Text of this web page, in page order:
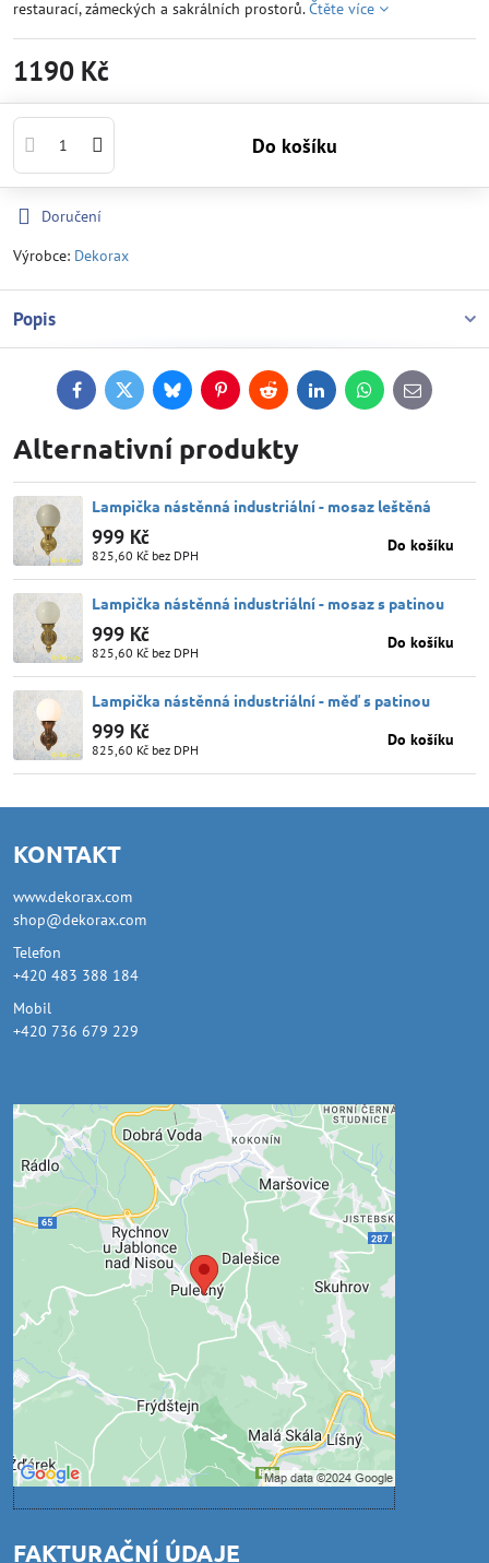
restaurací, zámeckých a sakrálních prostorů.Čtěte více
1190 Kč
Do košíku
Doručení
Výrobce: Dekorax
Popis
FacebookTwitterBlueskyPinterestReddit LinkedInWhatsApp
E-
mail
Alternativní produkty
Lampička nástěnná industriální - mosaz leštěná
999 Kč
825,60 Kč bez DPH
Do košíku
Lampička nástěnná industriální - mosaz s patinou
999 Kč
825,60 Kč bez DPH
Do košíku
Lampička nástěnná industriální - měď s patinou
999 Kč
825,60 Kč bez DPH
Do košíku
KONTAKT
www.dekorax.com
shop@dekorax.com
Telefon
+420 483 388 184
Mobil
+420 736 679 229
Externí obsah je blokován
Volbami soukromí
Přejete si načíst externí obsah?
Povolit jednou
Povolit a zapamatovat - souhlas s druhem
cookie: Funkční
Otevřít obsah v novém okně
FAKTURAČNÍ ÚDAJE